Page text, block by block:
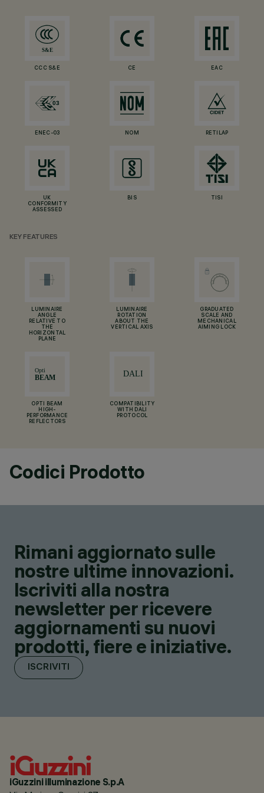
CCC S&E CE EAC
ENEC-03 NOM RETILAP
UK
CONFORMITY
ASSESSED
BIS TISI
KEY FEATURES
LUMINAIRE
ANGLE
RELATIVE TO
THE
HORIZONTAL
PLANE
LUMINAIRE
ROTATION
ABOUT THE
VERTICAL AXIS
GRADUATED
SCALE AND
MECHANICAL
AIMING LOCK
OPTI BEAM
HIGH-
PERFORMANCE
REFLECTORS
COMPATIBILITY
WITH DALI
PROTOCOL
Codici Prodotto
Rimani aggiornato sulle
nostre ultime innovazioni.
Iscriviti alla nostra
newsletter per ricevere
aggiornamenti su nuovi
prodotti, fiere e iniziative.
ISCRIVITI
iGuzzini illuminazione S.p.A